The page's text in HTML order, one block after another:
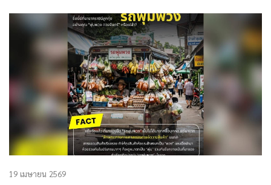
ภาระ ลดค่าครองชีพ ผ่านเครือข่ายรถพุ่มพวง เพื่อเสริมบทบาท
ของผู้ค้ารายย่อยในการกระจายสินค้าราคาประหยัด ตรงถึงมือ
ประชาชนในชุมชนและพื้นที่ห่างไกลทั่วประเทศ
19 เมษายน 2569